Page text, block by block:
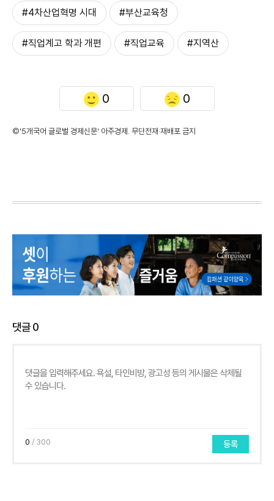
#4차산업혁명 시대 #부산교육청
#직업계고 학과 개편 #직업교육 #지역산
0 0
©'5개국어 글로벌 경제신문' 아주경제. 무단전재·재배포 금지
댓글0
0 / 300 등록